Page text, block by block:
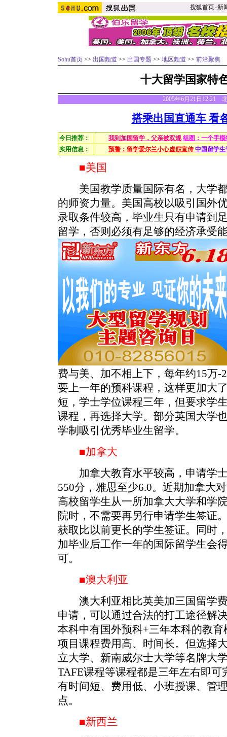
搜狐首页-新
Sohu首页 >> 出国频道 >> 出国专题 >> 地区频道 >> 前沿聚焦
十大留学国家特
2005年6月21日12:21
搭乘出国直通车 看
今日推荐： 我到加国留学，父亲被双规 组图：一个手
实用信息：
预警：留学爱尔兰小心虚假宣传 中国留学
■美国
美国教学质量国际有名，大学都
的师资力量。美国高校以吸引国外
录取条件较高，毕业生只有申请到
留学，否则必须有足够的经济承受
费与美、加不相上下，每年约15万-
要上一年的预科课程，这样更加大
短，学士学位课程三年，但要求学
课程，再选择大学。部分英国大学
学制吸引优秀毕业生留学。
■加拿大
加拿大教育水平较高，申请学士
550分，雅思至少6.0。近期加拿大
高校留学生从一所加拿大大学和学
院时，不需要再另行申请学生签证
获取比以前更长的学生签证。同时
加毕业后工作一年的国际留学生会
可。
■澳大利亚
澳大利亚相比英美加三国留学费
申请，可以通过合法的打工途径解
本科中有国外预科+三年本科的教
项目课程费用高、时间长。但选择
立大学、新南威尔士大学等名牌大
TAFE课程等课程都是三年左右即
有时间短、费用低、小班授课、管
点。
■新西兰